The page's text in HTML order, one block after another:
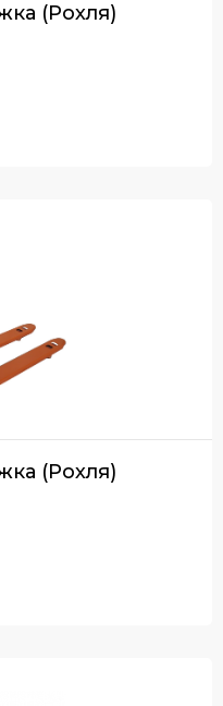
(Рохля)
(Рохля)